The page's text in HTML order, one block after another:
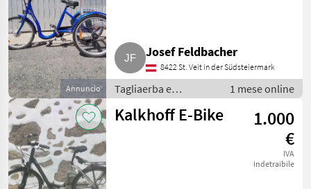
Annuncio
Josef Feldbacher
8422 St. Veit in der Südsteiermark
Tagliaerba e
macchine da
giardinaggio /
1 mese online
Kalkhoff E-Bike
1.000
€
IVA
indetraibile